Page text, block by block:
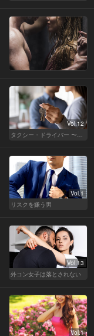
Vol.12
Vol.1
リスクを嫌う男
Vol.13
外コン女子は落とされない
Vol.1